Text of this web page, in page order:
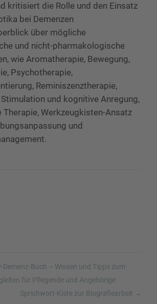
kritisiert die Rolle und den Einsatz
bei Demenzen
über mögliche
und nicht-pharmakologische
wie Aromatherapie, Bewegung,
Psychotherapie,
Reminiszenztherapie,
und kognitive Anregung,
Werkzeugkisten-Ansatz
und
Demenz-Buch – Wissen und Tipps zum
für Pflegende und Angehörige
Sprichwort-Kiste zur Biografiearbeit →